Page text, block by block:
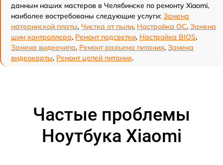
данным наших мастеров в Челябинске по ремонту Xiaomi,
наиболее востребованы следующие услуги: Замена
материнской платы, Чистка от пыли, Настройка ОС, Замена
шим контроллера, Ремонт подсветки, Настройка BIOS,
Замена видеочипа, Ремонт разъема питания, Замена
видеокарты, Ремонт цепей питания.
Частые проблемы
Ноутбука Xiaomi